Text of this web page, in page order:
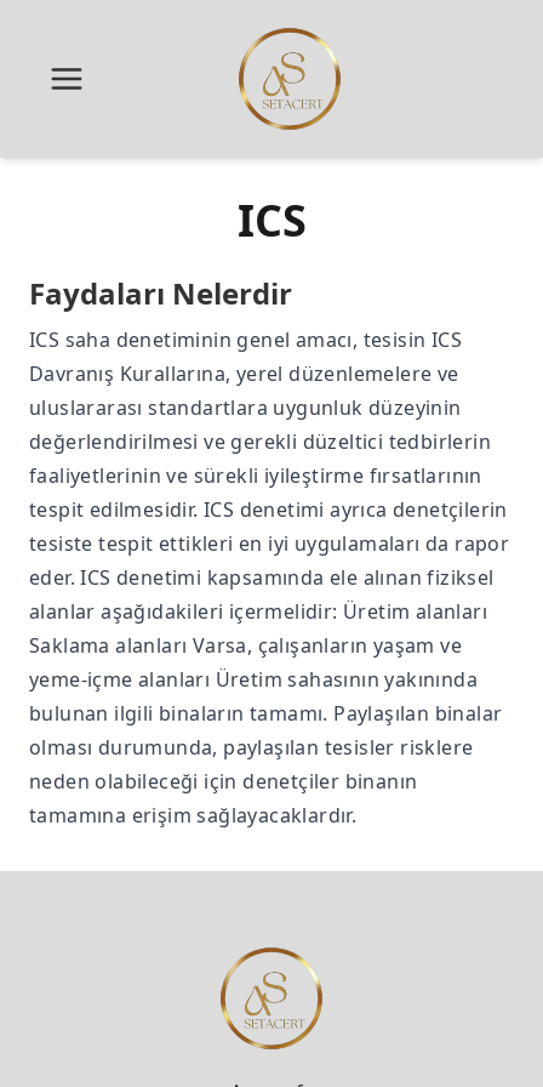
ICS
Faydaları Nelerdir
ICS saha denetiminin genel amacı, tesisin ICS
Davranış Kurallarına, yerel düzenlemelere ve
uluslararası standartlara uygunluk düzeyinin
değerlendirilmesi ve gerekli düzeltici tedbirlerin
faaliyetlerinin ve sürekli iyileştirme fırsatlarının
tespit edilmesidir. ICS denetimi ayrıca denetçilerin
tesiste tespit ettikleri en iyi uygulamaları da rapor
eder. ICS denetimi kapsamında ele alınan fiziksel
alanlar aşağıdakileri içermelidir: Üretim alanları
Saklama alanları Varsa, çalışanların yaşam ve
yeme-içme alanları Üretim sahasının yakınında
bulunan ilgili binaların tamamı. Paylaşılan binalar
olması durumunda, paylaşılan tesisler risklere
neden olabileceği için denetçiler binanın
tamamına erişim sağlayacaklardır.